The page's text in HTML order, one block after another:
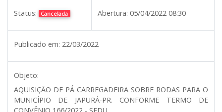
Status: Cancelada Abertura: 05/04/2022 08:30
Publicado em: 22/03/2022
Objeto:
AQUISIÇÃO DE PÁ CARREGADEIRA SOBRE RODAS PARA O
MUNICÍPIO DE JAPURÁ-PR. CONFORME TERMO DE
CONVÊNIO 166/2022 - SEDU